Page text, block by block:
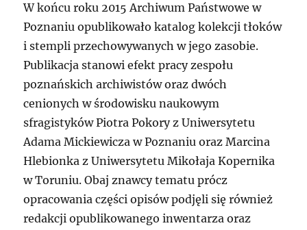
W końcu roku 2015 Archiwum Państwowe w
Poznaniu opublikowało katalog kolekcji tłoków
i stempli przechowywanych w jego zasobie.
Publikacja stanowi efekt pracy zespołu
poznańskich archiwistów oraz dwóch
cenionych w środowisku naukowym
sfragistyków Piotra Pokory z Uniwersytetu
Adama Mickiewicza w Poznaniu oraz Marcina
Hlebionka z Uniwersytetu Mikołaja Kopernika
w Toruniu. Obaj znawcy tematu prócz
opracowania części opisów podjęli się również
redakcji opublikowanego inwentarza oraz